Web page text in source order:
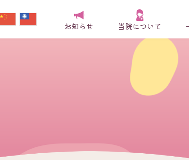
お知らせ 当院について